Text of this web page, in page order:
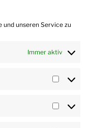
und unseren Service zu
Immer aktiv